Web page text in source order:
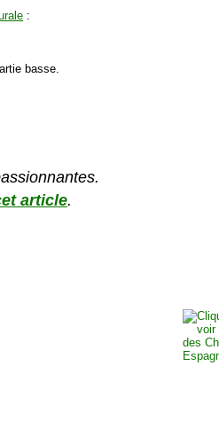
:
basse.
article.